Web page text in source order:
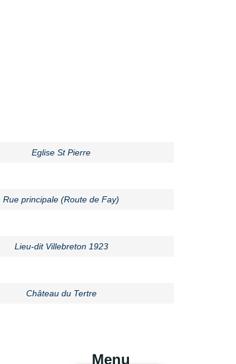
Eglise St Pierre
Rue principale (Route de Fay)
Lieu-dit Villebreton 1923
Château du Tertre
Menu